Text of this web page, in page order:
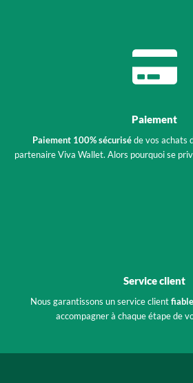
Paiement
Paiement 100% sécuriséde vos achats
partenaire Viva Wallet. Alors pourquoi se
Service client
Nous garantissons un service client
accompagner à chaque étape de